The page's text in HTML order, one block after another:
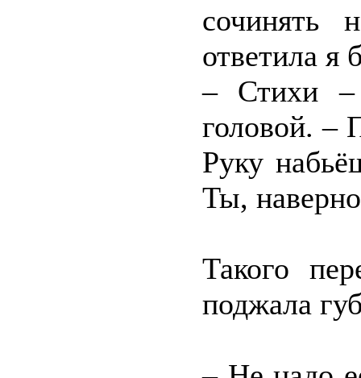
сочинять
ответила я
– Стихи –
головой. –
Руку
Ты,
Такого
поджала